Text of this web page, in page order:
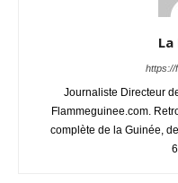
https://
Journaliste Directeur
Flammeguinee.com.
complète de la Guinée,